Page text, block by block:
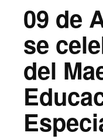
09 de
se
del